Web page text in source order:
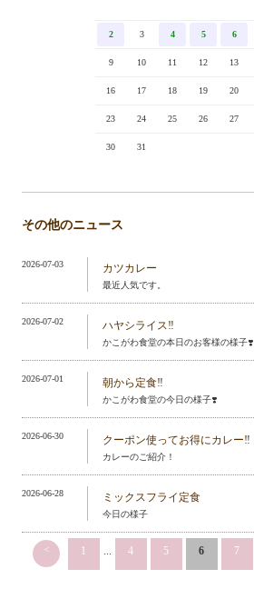
2 3 4 5 6
9 10 11 12 13
16 17 18 19 20
23 24 25 26 27
30 31
その他のニュース
2026-07-03 カツカレー
最近人気です。
2026-07-02 ハヤシライス‼️
かこがわ食堂の本日のお客様の様子❣️
2026-07-01 朝から定食‼️
かこがわ食堂の今日の様子❣️
2026-06-30 クーポン使ってお得にカレー‼️
カレーのご紹介！
2026-06-28 ミックスフライ定食
今日の様子
< 1 ... 4 5 6 7